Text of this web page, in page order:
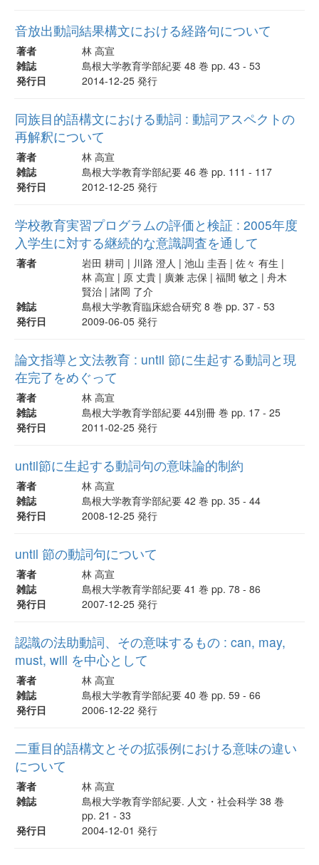
音放出動詞結果構文における経路句について
著者
林 高宣
雑誌
島根大学教育学部紀要 48 巻 pp. 43 - 53
発行日
2014-12-25 発行
同族目的語構文における動詞 : 動詞アスペクトの
再解釈について
著者
林 高宣
雑誌
島根大学教育学部紀要 46 巻 pp. 111 - 117
発行日
2012-12-25 発行
学校教育実習プログラムの評価と検証 : 2005年度
入学生に対する継続的な意識調査を通して
著者
岩田 耕司 | 川路 澄人 | 池山 圭吾 | 佐々 有生 |
林 高宣 | 原 丈貴 | 廣兼 志保 | 福間 敏之 | 舟木
賢治 | 諸岡 了介
雑誌
島根大学教育臨床総合研究 8 巻 pp. 37 - 53
発行日
2009-06-05 発行
論文指導と文法教育 : until 節に生起する動詞と現
在完了をめぐって
著者
林 高宣
雑誌
島根大学教育学部紀要 44別冊 巻 pp. 17 - 25
発行日
2011-02-25 発行
until節に生起する動詞句の意味論的制約
著者
林 高宣
雑誌
島根大学教育学部紀要 42 巻 pp. 35 - 44
発行日
2008-12-25 発行
until 節の動詞句について
著者
林 高宣
雑誌
島根大学教育学部紀要 41 巻 pp. 78 - 86
発行日
2007-12-25 発行
認識の法助動詞、その意味するもの : can, may,
must, will を中心として
著者
林 高宣
雑誌
島根大学教育学部紀要 40 巻 pp. 59 - 66
発行日
2006-12-22 発行
二重目的語構文とその拡張例における意味の違い
について
著者
林 高宣
雑誌
島根大学教育学部紀要. 人文・社会科学 38 巻
pp. 21 - 33
発行日
2004-12-01 発行